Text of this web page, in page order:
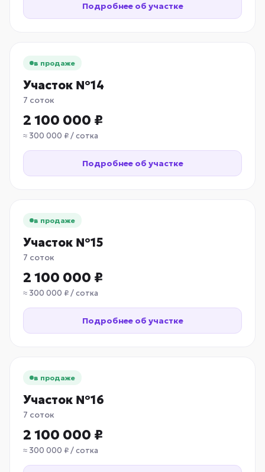
Подробнее об участке
в продаже
Участок №14
7 соток
2 100 000 ₽
≈ 300 000 ₽ / сотка
Подробнее об участке
в продаже
Участок №15
7 соток
2 100 000 ₽
≈ 300 000 ₽ / сотка
Подробнее об участке
в продаже
Участок №16
7 соток
2 100 000 ₽
≈ 300 000 ₽ / сотка